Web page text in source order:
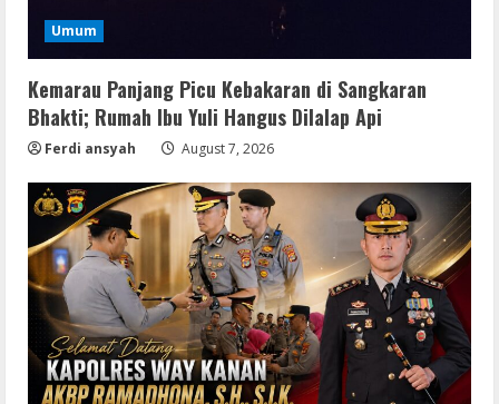
Umum
Kemarau Panjang Picu Kebakaran di Sangkaran
Bhakti; Rumah Ibu Yuli Hangus Dilalap Api
Ferdi ansyah August 7, 2026